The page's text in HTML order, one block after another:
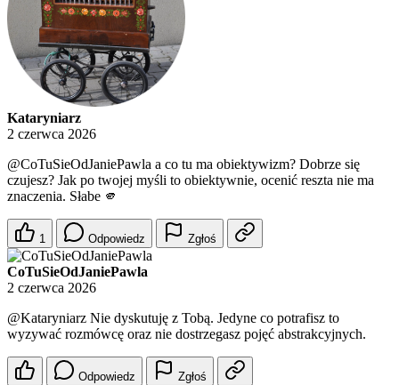
Kataryniarz
2 czerwca 2026
@CoTuSieOdJaniePawla a co tu ma obiektywizm? Dobrze się
czujesz? Jak po twojej myśli to obiektywnie, ocenić reszta nie ma
znaczenia. Słabe 🫵
1 Odpowiedz Zgłoś
CoTuSieOdJaniePawla
2 czerwca 2026
@Kataryniarz Nie dyskutuję z Tobą. Jedyne co potrafisz to
wyzywać rozmówcę oraz nie dostrzegasz pojęć abstrakcyjnych.
Odpowiedz Zgłoś